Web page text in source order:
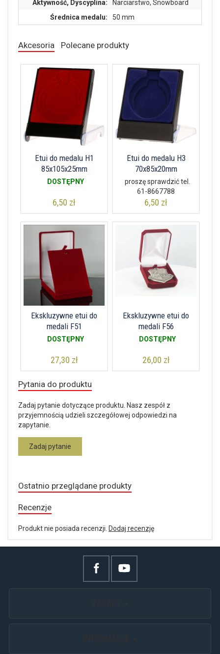
Aktywność, Dyscyplina:
Narciarstwo, Snowboard
Średnica medalu:
50 mm
Akcesoria Polecane produkty
Etui do medalu H1
85x105x25mm
DOSTĘPNY
6,50 zł
Etui do medalu H3
70x85x20mm
proszę sprawdzić tel.
61-8667788
6,50 zł
Ekskluzywne etui do
medali F51
DOSTĘPNY
27,30 zł
Ekskluzywne etui do
medali F56
DOSTĘPNY
26,00 zł
Pytania do produktu
Zadaj pytanie dotyczące produktu. Nasz zespół z
przyjemnością udzieli szczegółowej odpowiedzi na
zapytanie.
Zadaj pytanie
Ostatnio przeglądane produkty
Recenzje
Produkt nie posiada recenzji. Dodaj recenzję